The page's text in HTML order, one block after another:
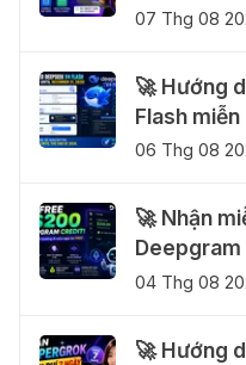
07 Thg 08
🚀 Hướng
Flash miễn
06 Thg 08
🚀 Nhận
Deepgram
04 Thg 08
🚀 Hướng